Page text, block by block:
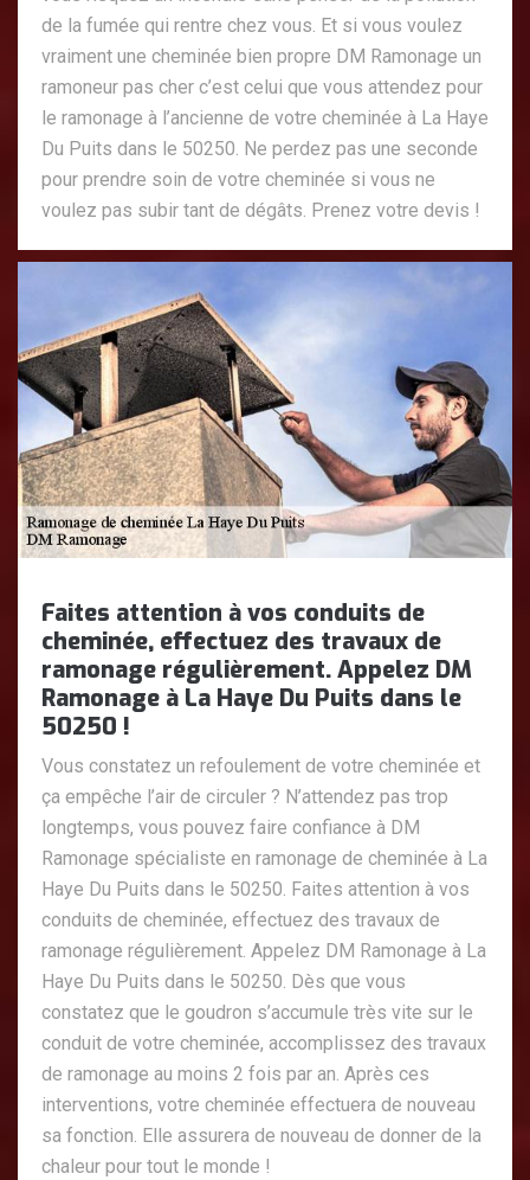
de la fumée qui rentre chez vous. Et si vous voulez
vraiment une cheminée bien propre DM Ramonage un
ramoneur pas cher c’est celui que vous attendez pour
le ramonage à l’ancienne de votre cheminée à La Haye
Du Puits dans le 50250. Ne perdez pas une seconde
pour prendre soin de votre cheminée si vous ne
voulez pas subir tant de dégâts. Prenez votre devis !
Faites attention à vos conduits de
cheminée, effectuez des travaux de
ramonage régulièrement. Appelez DM
Ramonage à La Haye Du Puits dans le
50250 !
Vous constatez un refoulement de votre cheminée et
ça empêche l’air de circuler ? N’attendez pas trop
longtemps, vous pouvez faire confiance à DM
Ramonage spécialiste en ramonage de cheminée à La
Haye Du Puits dans le 50250. Faites attention à vos
conduits de cheminée, effectuez des travaux de
ramonage régulièrement. Appelez DM Ramonage à La
Haye Du Puits dans le 50250. Dès que vous
constatez que le goudron s’accumule très vite sur le
conduit de votre cheminée, accomplissez des travaux
de ramonage au moins 2 fois par an. Après ces
interventions, votre cheminée effectuera de nouveau
sa fonction. Elle assurera de nouveau de donner de la
chaleur pour tout le monde !